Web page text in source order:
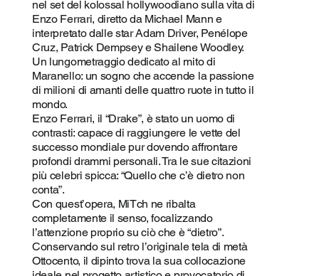
nel set del kolossal hollywoodiano sulla vita di
Enzo Ferrari, diretto da Michael Mann e
interpretato dalle star Adam Driver, Penélope
Cruz, Patrick Dempsey e Shailene Woodley.
Un lungometraggio dedicato al mito di
Maranello: un sogno che accende la passione
di milioni di amanti delle quattro ruote in tutto il
mondo.
Enzo Ferrari, il “Drake”, è stato un uomo di
contrasti: capace di raggiungere le vette del
successo mondiale pur dovendo affrontare
profondi drammi personali. Tra le sue citazioni
più celebri spicca: “Quello che c’è dietro non
conta”.
Con quest’opera, MiTch ne ribalta
completamente il senso, focalizzando
l’attenzione proprio su ciò che è “dietro”.
Conservando sul retro l’originale tela di metà
Ottocento, il dipinto trova la sua collocazione